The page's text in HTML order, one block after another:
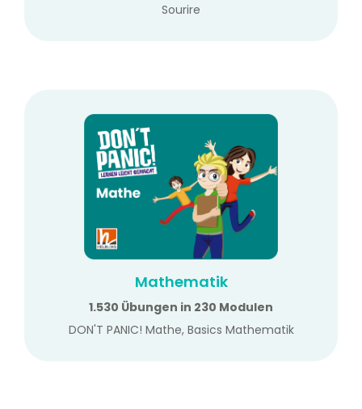
Sourire
Mathematik
1.530 Übungen in 230 Modulen
DON'T PANIC! Mathe, Basics Mathematik